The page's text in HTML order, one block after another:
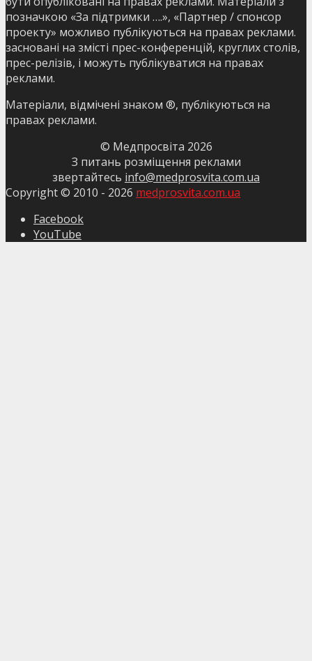
позначкою «За підтримки ….», «Партнер / спонсор
проекту» можливо публікуються на правах реклами.
засновані на змісті прес-конференцій, круглих столів,
прес-релізів, і можуть публікуватися на правах
реклами.
Матеріали, відмічені знаком ®, публікуються на
правах реклами.
© Медпросвіта 2026
З питань розміщення реклами
звертайтесь info@medprosvita.com.ua
Copyright © 2010 - 2026 medprosvita.com.ua
Facebook
YouTube